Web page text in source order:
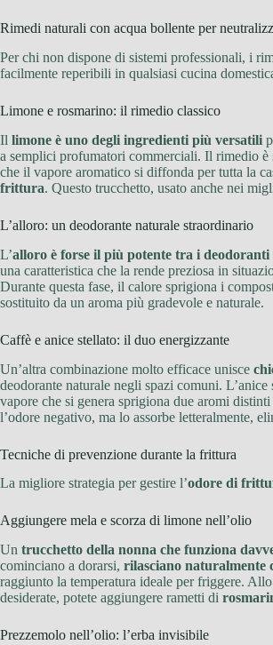
Rimedi naturali con acqua bollente per
Per chi non dispone di sistemi professionali, i
facilmente reperibili in qualsiasi cucina
Limone e rosmarino: il rimedio classico
Il limone è uno degli ingredienti più versatili
a semplici profumatori commerciali. Il rimedio è
che il vapore aromatico si diffonda per tutta la
frittura. Questo trucchetto, usato anche nei
L’alloro: un deodorante naturale straordinario
L’alloro è forse il più potente tra i
una caratteristica che la rende preziosa in
Durante questa fase, il calore sprigiona i
sostituito da un aroma più gradevole e naturale.
Caffè e anice stellato: il duo energizzante
Un’altra combinazione molto efficace unisce
deodorante naturale negli spazi comuni.
vapore che si genera sprigiona due aromi
l’odore negativo, ma lo assorbe letteralmente,
Tecniche di prevenzione durante la frittura
La migliore strategia per gestire l’odore di
Aggiungere mela e scorza di limone nell’olio
Un trucchetto della nonna che funziona
cominciano a dorarsi, rilasciano naturalmente
raggiunto la temperatura ideale per friggere.
desiderate, potete aggiungere rametti di
Prezzemolo nell’olio: l’erba invisibile